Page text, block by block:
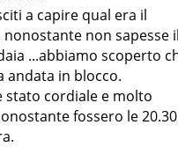
a capire qual era il
non sapesse il
...abbiamo scoperto
andata in blocco.
stato cordiale e molto
fossero le